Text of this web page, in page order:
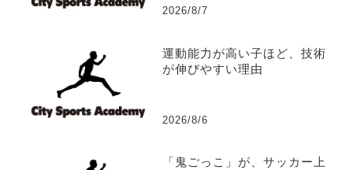
2026/8/7
運動能力が高い子ほど、技術
が伸びやすい理由
2026/8/6
「鬼ごっこ」が、サッカー上